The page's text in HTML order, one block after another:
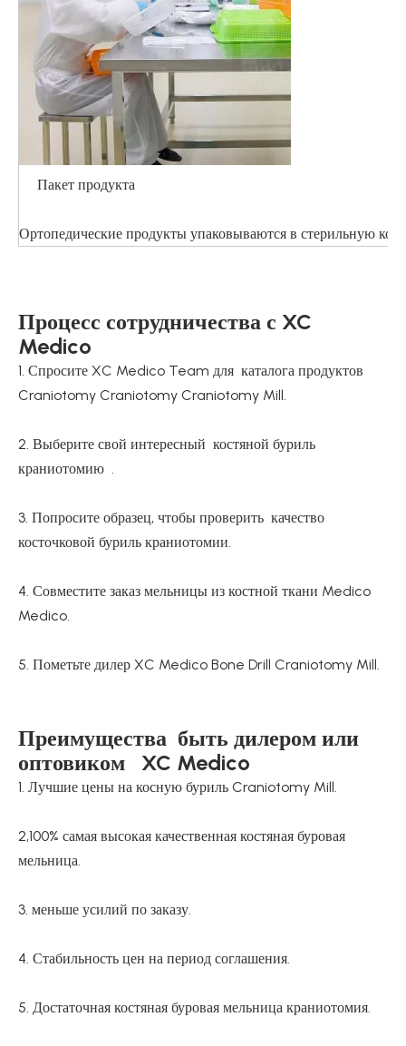
Пакет продукта
Ортопедические продукты упаковываются в стерильную
Процесс сотрудничества с XC
Medico
1. Спросите XC Medico Team для каталога продуктов
Craniotomy Craniotomy Craniotomy Mill.
2. Выберите свой интересный костяной буриль
краниотомию .
3. Попросите образец, чтобы проверить качество
косточковой буриль краниотомии.
4. Совместите заказ мельницы из костной ткани Medico
Medico.
5. Пометьте дилер XC Medico Bone Drill Craniotomy Mill.
Преимущества быть дилером или
оптовиком XC Medico
1. Лучшие цены на косную буриль Craniotomy Mill.
2,100% самая высокая качественная костяная буровая
мельница.
3. меньше усилий по заказу.
4. Стабильность цен на период соглашения.
5. Достаточная костяная буровая мельница краниотомия.